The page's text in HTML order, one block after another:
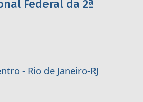
Federal da 2ª
- Rio de Janeiro-RJ